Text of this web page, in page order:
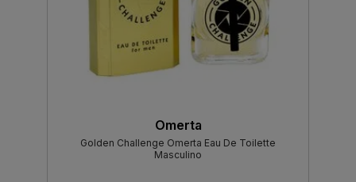
Omerta
Golden Challenge Omerta Eau De Toilette
Masculino